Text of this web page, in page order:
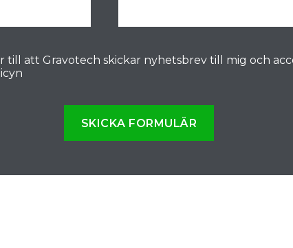
till att Gravotech skickar nyhetsbrev till mig och
SKICKA FORMULÄR